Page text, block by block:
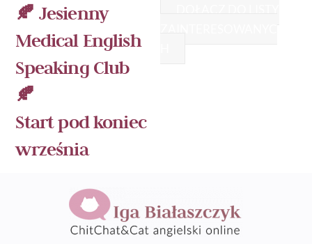
Skip
content
🍂 Jesienny
Medical English
Speaking Club
🍂
Start pod koniec
września